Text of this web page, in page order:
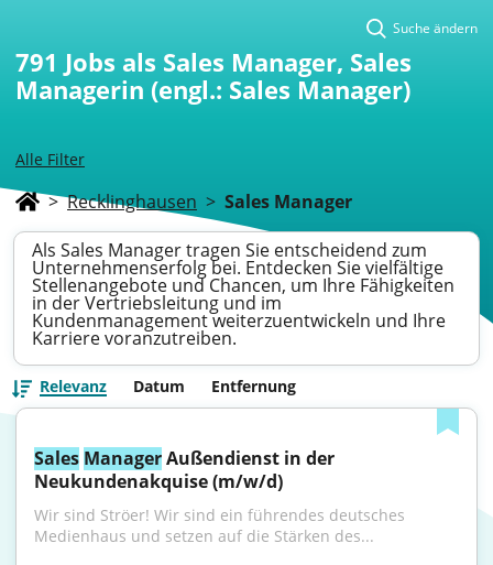
Alle Filter
Suche ändern
791 Jobs als Sales Manager, Sales
Managerin (engl.: Sales Manager)
> Recklinghausen > Sales Manager
Als Sales Manager tragen Sie entscheidend zum
Unternehmenserfolg bei. Entdecken Sie vielfältige
Stellenangebote und Chancen, um Ihre Fähigkeiten
in der Vertriebsleitung und im
Kundenmanagement weiterzuentwickeln und Ihre
Karriere voranzutreiben.
Relevanz Datum Entfernung
Sales Manager Außendienst in der
Neukundenakquise (m/w/d)
Wir sind Ströer! Wir sind ein führendes deutsches
Medienhaus und setzen auf die Stärken des...